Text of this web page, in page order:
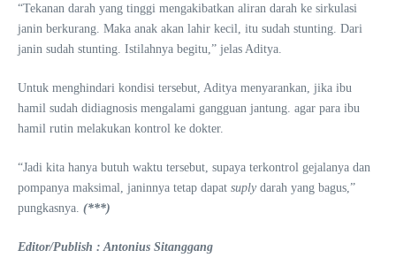
“Tekanan darah yang tinggi mengakibatkan aliran darah ke sirkulasi
janin berkurang. Maka anak akan lahir kecil, itu sudah stunting. Dari
janin sudah stunting. Istilahnya begitu,” jelas Aditya.
Untuk menghindari kondisi tersebut, Aditya menyarankan, jika ibu
hamil sudah didiagnosis mengalami gangguan jantung. agar para ibu
hamil rutin melakukan kontrol ke dokter.
“Jadi kita hanya butuh waktu tersebut, supaya terkontrol gejalanya dan
pompanya maksimal, janinnya tetap dapat suply darah yang bagus,”
pungkasnya. (***)
Editor/Publish : Antonius Sitanggang